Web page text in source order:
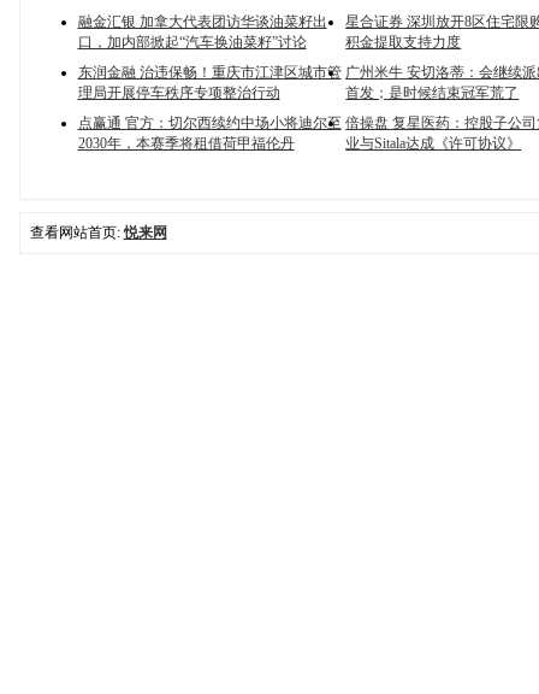
融金汇银 加拿大代表团访华谈油菜籽出
口，加内部掀起“汽车换油菜籽”讨论
星合证券 深圳放开8区住宅限
积金提取支持力度
东润金融 治违保畅！重庆市江津区城市管
理局开展停车秩序专项整治行动
广州米牛 安切洛蒂：会继续
首发；是时候结束冠军荒了
点赢通 官方：切尔西续约中场小将迪尔至
2030年，本赛季将租借荷甲福伦丹
倍操盘 复星医药：控股子公
业与Sitala达成《许可协议》
查看网站首页:悦来网